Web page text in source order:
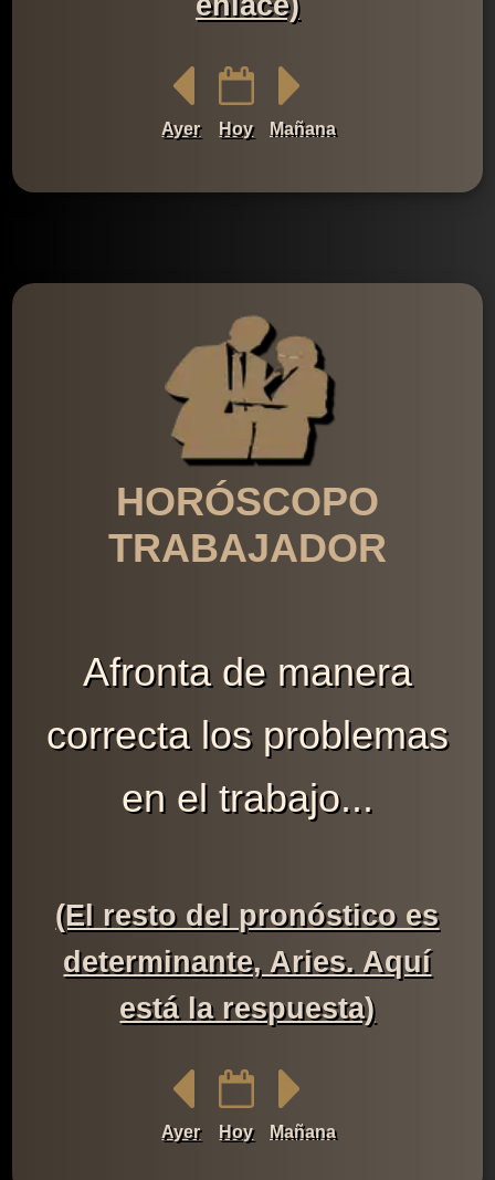
Ayer Hoy Mañana
HORÓSCOPO
TRABAJADOR
Afronta de manera
correcta los problemas
en el trabajo...
(El resto del pronóstico es
determinante, Aries. Aquí
está la respuesta)
Ayer Hoy Mañana